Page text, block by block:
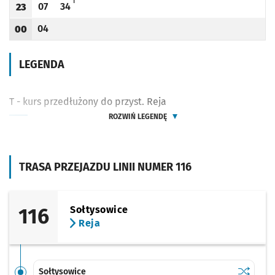
TRASA PRZEJAZDU LINII NUMER 116
116
Sołtysowice
Reja
Sołtysowice Sprawdź
Godzina odjazdu
23
Odjazd
07
minut po godzinie 23
Odjazd
34
minut po godzinie 23
Godzina odjazdu
00
Odjazd
04
minut po godzinie 00
LEGENDA
T - kurs przedłużony do przyst. Reja
ROZWIŃ LEGENDĘ